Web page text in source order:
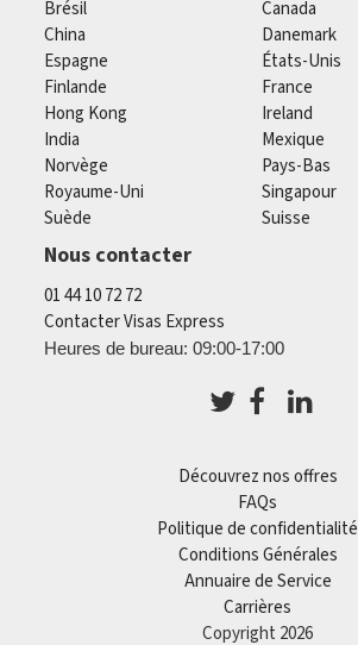
Brésil
Canada
China
Danemark
Espagne
États-Unis
Finlande
France
Hong Kong
Ireland
India
Mexique
Norvège
Pays-Bas
Royaume-Uni
Singapour
Suède
Suisse
Nous contacter
01 44 10 72 72
Contacter Visas Express
Heures de bureau: 09:00-17:00
Découvrez nos offres
FAQs
Politique de confidentialité
Conditions Générales
Annuaire de Service
Carrières
Copyright 2026